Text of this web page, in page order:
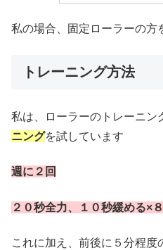
私の場合、固定ローラーの方
トレーニング方法
私は、ローラーのトレーニン
ニングを試しています
週に２回
２０秒全力、１０秒緩める×
これに加え、前後に５分程